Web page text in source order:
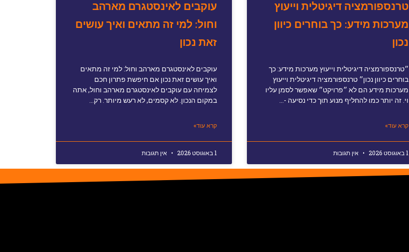
טרנספורמציה דיגיטלית וייעוץ
מערכות מידע: כך בוחרים כיוון
נכון
״טרנספורמציה דיגיטלית וייעוץ מערכות מידע: כך
בוחרים כיוון נכון״ טרנספורמציה דיגיטלית וייעוץ
מערכות מידע הם לא ״פרויקט״ שאפשר לסמן עליו
וי. זה יותר כמו להחליף מנוע תוך כדי נסיעה -…
קרא עוד»
1 באוגוסט 2026 אין תגובות
עוקבים לאינסטגרם מארהב
וחול: למי זה מתאים ואיך עושים
זאת נכון
עוקבים לאינסטגרם מארהב וחול: למי זה מתאים
ואיך עושים זאת נכון אם חיפשת פתרון חכם
לצמיחה עם עוקבים לאינסטגרם מארהב וחול, אתה
במקום הנכון. לא קסמים, לא רעש מיותר. רק…
קרא עוד»
1 באוגוסט 2026 אין תגובות